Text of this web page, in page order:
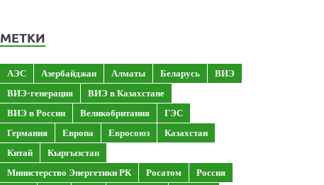
МЕТКИ
АЭС Азербайджан Алматы Беларусь
ВИЭ
ВИЭ-генерация
ВИЭ в Казахстане
ВИЭ в России
Великобритания
ГЭС
Германия
Европа Евросоюз
Казахстан
Китай
Кыргызстан
Министерство Энергетики РК
Росатом
Россия